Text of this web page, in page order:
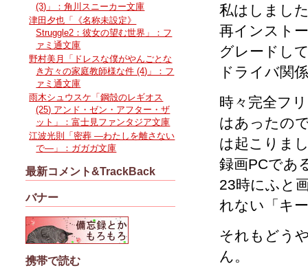
私はしまし
再インスト
グレードし
ドライバ関
時々完全フ
はあったの
は起こりま
録画PCであ
23時にふと
れない「キ
それもどう
ん。
(3)」：角川スニーカー文庫
津田夕也「《名称未設定》
Struggle2：彼女の望む世界」：フ
ァミ通文庫
野村美月「ドレスな僕がやんごとな
き方々の家庭教師様な件 (4)」：フ
ァミ通文庫
雨木シュウスケ「鋼殻のレギオス
(25) アンド・ゼン・アフター・ザ
ット」：富士見ファンタジア文庫
江波光則「密葬 ―わたしを離さない
で―」：ガガガ文庫
最新コメント&TrackBack
バナー
携帯で読む